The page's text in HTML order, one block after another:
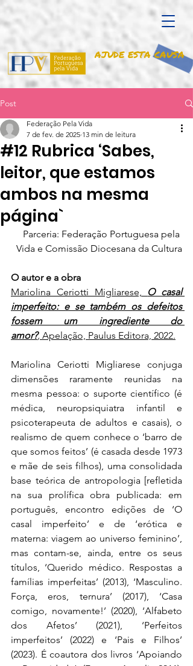
AJUDE ESTA CAUSA
Post
#12 Rubrica ‘Sabes,
leitor, que estamos
ambos na mesma
página`
Federação Pela Vida
7 de fev. de 2025 13 min de leitura
Parceria: Federação Portuguesa pela
Vida e Comissão Diocesana da Cultura
O autor e a obra
Mariolina Ceriotti Migliarese, O casal
imperfeito: e se também os defeitos
fossem um ingrediente do
amor?, Apelação, Paulus Editora, 2022.
Mariolina Ceriotti Migliarese conjuga
dimensões raramente reunidas na
mesma pessoa: o suporte científico (é
médica, neuropsiquiatra infantil e
psicoterapeuta de adultos e casais), o
realismo de quem conhece o ‘barro de
que somos feitos’ (é casada desde 1973
e mãe de seis filhos), uma consolidada
base teórica de antropologia [refletida
na sua prolífica obra publicada: em
português, encontro edições de ‘O
casal imperfeito’ e de ‘erótica e
materna: viagem ao universo feminino’,
mas contam-se, ainda, entre os seus
títulos, ‘Querido médico. Respostas a
famílias imperfeitas’ (2013), ‘Masculino.
Força, eros, ternura’ (2017), ‘Casa
comigo, novamente!’ (2020), ‘Alfabeto
dos Afetos’ (2021), ‘Perfeitos
imperfeitos’ (2022) e ‘Pais e Filhos’
(2023). É coautora dos livros ‘Apoiando